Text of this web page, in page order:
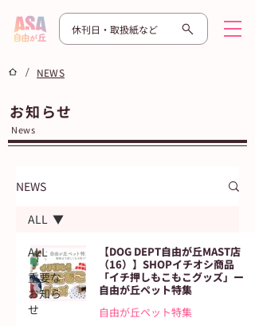
休刊日・取扱紙など
/ NEWS
お知らせ
News
NEWS
ALL
重要な
お知ら
せ
ALL
【DOG DEPT自由が丘MAST店
（16）】SHOPイチオシ商品
「イチ押しもこもこグッズ」ー
自由が丘ペット特集
自由が丘ペット特集